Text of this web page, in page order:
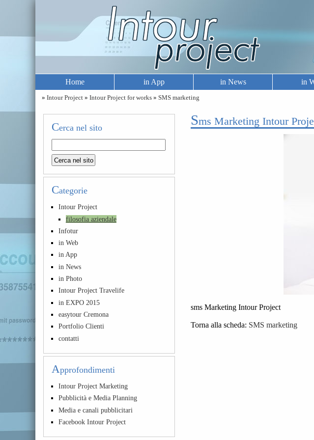
Home in App in News in
» Intour Project » Intour Project for works » SMS marketing
sms Marketing Intour
sms Marketing Intour Project
Torna alla scheda: SMS marketing
Cerca nel sito
Categorie
Intour Project
filosofia aziendale
Infotur
in Web
in App
in News
in Photo
Intour Project Travelife
in EXPO 2015
easytour Cremona
Portfolio Clienti
contatti
Approfondimenti
Intour Project Marketing
Pubblicità e Media Planning
Media e canali pubblicitari
Facebook Intour Project